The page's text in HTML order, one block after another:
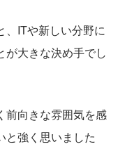
、ITや新しい分野に
が大きな決め手でし
前向きな雰囲気を感
と強く思いました